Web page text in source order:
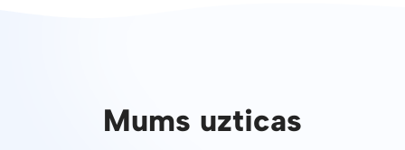
Mums uzticas